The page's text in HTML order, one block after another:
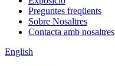
Preguntes freqüents
Sobre Nosaltres
Contacta amb nosaltres
English